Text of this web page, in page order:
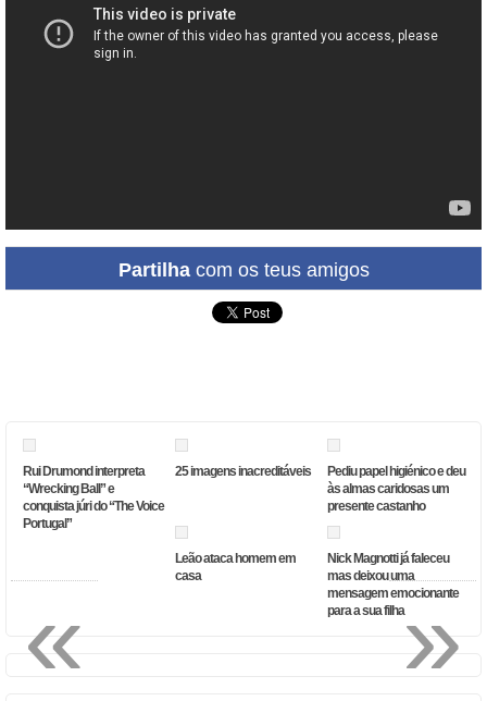
Partilhacom os teus amigos
Rui Drumond interpreta
“Wrecking Ball” e
conquista júri do “The Voice
Portugal”
25 imagens inacreditáveis
Pediu papel higiénico e deu
às almas caridosas um
presente castanho
Leão ataca homem em
casa
Nick Magnotti já faleceu
mas deixou uma
mensagem emocionante
para a sua filha»
«